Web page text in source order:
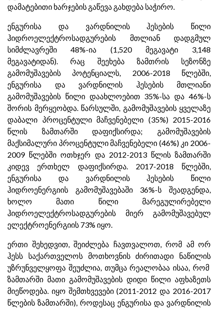
დამატებითი ხარჯების გაწევა გახდება საჭირო.
ენგურისა და ვარდნილის ჰესების წილი
ჰიდროელექტროსადგურების მთლიან დადგმულ
სიმძლავრეში 48%-ია (1,520 მეგავატი 3,148
მეგავატიდან). რაც შეეხება ზამთრის სეზონზე
გამომუშავების პოტენციალს, 2006-2018 წლებში,
ენგურისა და ვარდნილის ჰესების მთლიანი
გამომუშავების წილი დაახლოებით 35%-სა და 46%-ს
შორის მერყეობდა. წარსულში, გამომუშავების ყველაზე
დაბალი პროცენტული მაჩვენებელი (35%) 2015-2016
წლის ზამთარში დაფიქსირდა; გამომუშავების
მაქსიმალური პროცენტული მაჩვენებელი (46%) კი 2006-
2009 წლებში ოთხჯერ და 2012-2013 წლის ზამთარში
კიდევ ერთხელ დაფიქსირდა. 2017-2018 წლებში,
ენგურისა და ვარდნილის ჰესების წილი
ჰიდროენერგიის გამომუშავებაში 36%-ს შეადგენდა,
ხოლო მათი წილი მარეგულირებელი
ჰიდროელექტროსადგურების მიერ გამომუშავებულ
ელექტროენერგიის 73% იყო.
ერთი შეხედვით, შეიძლება ჩავთვალოთ, რომ ამ ორ
ჰესს საქართველოს მოთხოვნის ძირითადი ნაწილის
უზრუნველყოფა შეუძლია, თუმცა რეალობაა ისაა, რომ
ზამთარში მათი გამომუშავების დიდი წილი აფხაზეთს
მიეწოდება. იყო შემთხვევები (2011-2012 და 2016-2017
წლების ზამთარში), როდესაც ენგურისა და ვარდნილის